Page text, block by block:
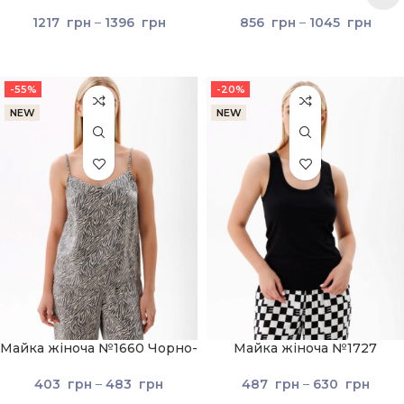
1217 грн – 1396 грн
856 грн – 1045 грн
-55%
NEW
Майка жіноча №1660 Чорно-
403 грн – 483 грн
-20%
NEW
Майка жіноча №1727
487 грн – 630 грн